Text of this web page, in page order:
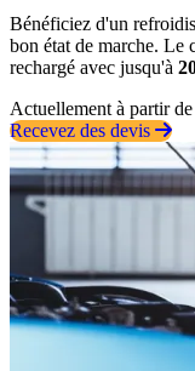
Bénéficiez d'un
bon état de marche. Le
rechargé avec jusqu'à
Actuellement à partir
Recevez des devis